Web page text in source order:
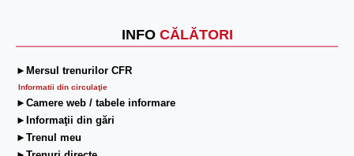
INFO CĂLĂTORI
►Mersul trenurilor CFR
Informatii din circulaţie
►Camere web / tabele informare
►Informaţii din gări
►Trenul meu